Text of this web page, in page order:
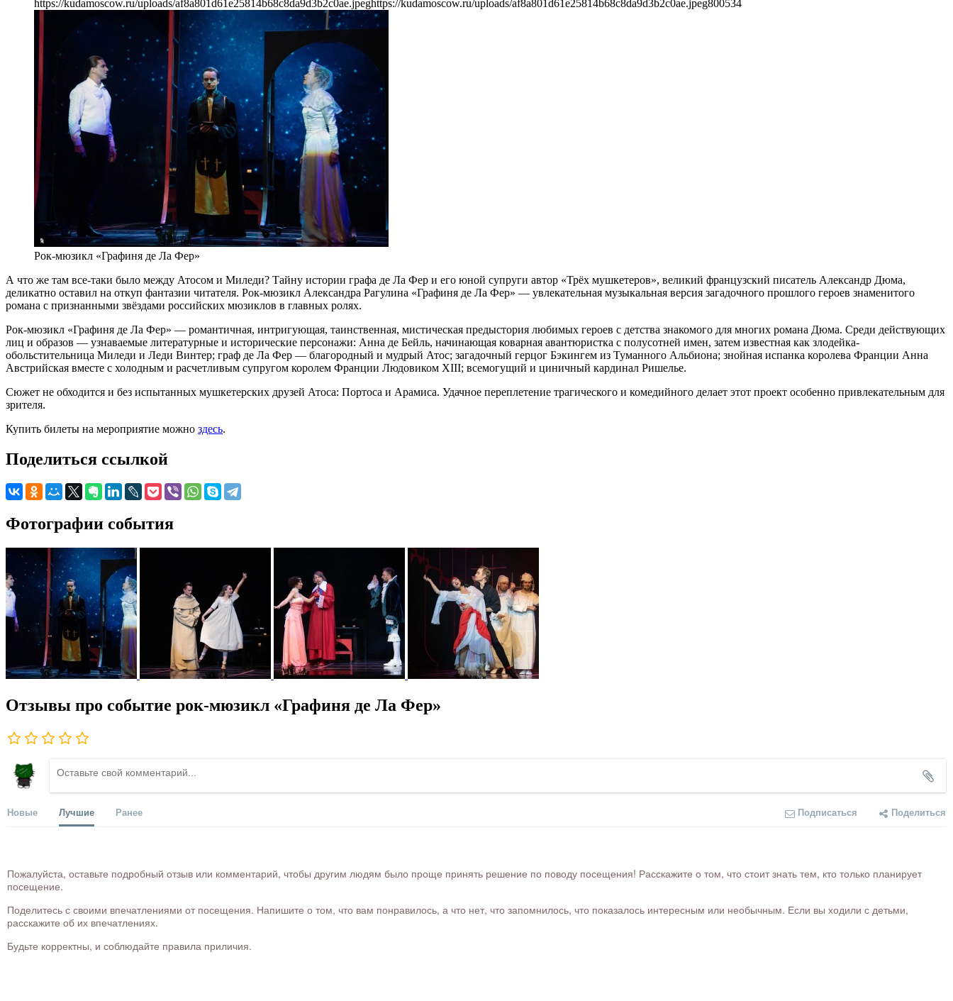
https://kudamoscow.ru/uploads/af8a801d61e25814b68c8da9d3b2c0ae.jpeghttps://kudamoscow.ru/uploads/af8a801d61e25814b68c8da9d3b2c0ae.jpeg800534
Рок-мюзикл «Графиня де Ла Фер»
А что же там все-таки было между Атосом и Миледи? Тайну истории графа де Ла Фер и его юной супруги автор «Трёх мушкетеров», великий французский писатель Александр Дюма,
деликатно оставил на откуп фантазии читателя. Рок-мюзикл Александра Рагулина «Графиня де Ла Фер» — увлекательная музыкальная версия загадочного прошлого героев знаменитого
романа с признанными звёздами российских мюзиклов в главных ролях.
Рок-мюзикл «Графиня де Ла Фер» — романтичная, интригующая, таинственная, мистическая предыстория любимых героев с детства знакомого для многих романа Дюма. Среди действующих
лиц и образов — узнаваемые литературные и исторические персонажи: Анна де Бейль, начинающая коварная авантюристка с полусотней имен, затем известная как злодейка-
обольстительница Миледи и Леди Винтер; граф де Ла Фер — благородный и мудрый Атос; загадочный герцог Бэкингем из Туманного Альбиона; знойная испанка королева Франции Анна
Австрийская вместе с холодным и расчетливым супругом королем Франции Людовиком XIII; всемогущий и циничный кардинал Ришелье.
Сюжет не обходится и без испытанных мушкетерских друзей Атоса: Портоса и Арамиса. Удачное переплетение трагического и комедийного делает этот проект особенно привлекательным для
зрителя.
Купить билеты на мероприятие можно здесь.
Поделиться ссылкой
Фотографии события
Отзывы про событие рок-мюзикл «Графиня де Ла Фер»
Новые Лучшие Ранее Подписаться Поделиться
Пожалуйста, оставьте подробный отзыв или комментарий, чтобы другим людям было проще принять решение по поводу посещения! Расскажите о том, что стоит знать тем, кто только планирует
посещение.
Поделитесь с своими впечатлениями от посещения. Напишите о том, что вам понравилось, а что нет, что запомнилось, что показалось интересным или необычным. Если вы ходили с детьми,
расскажите об их впечатлениях.
Будьте корректны, и соблюдайте правила приличия.